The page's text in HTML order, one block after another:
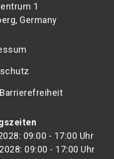
1
Germany
09:00 - 17:00 Uhr
09:00 - 17:00 Uhr